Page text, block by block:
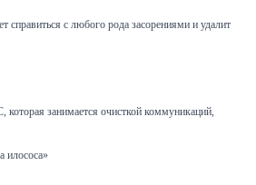
справиться с любого рода засорениями и удалит
занимается очисткой коммуникаций,
илососа»